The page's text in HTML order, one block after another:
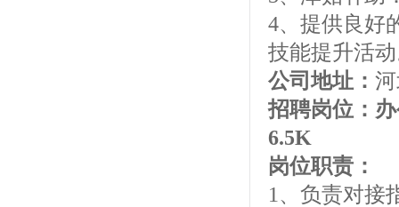
4、提供良好
技能提升活
公司地址：
招聘岗位
6.5K
岗位职责：
1、负责对接